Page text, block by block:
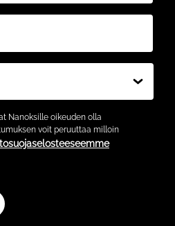
Nanoksille oikeuden olla
voit peruuttaa milloin